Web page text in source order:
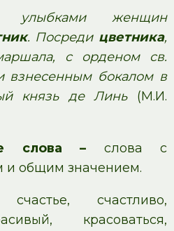
улыбками женщин
. Посреди цветника,
с орденом св.
взнесенным бокалом в
князь де Линь(М.И.
слова – слова с
и общим значением.
счастливо,
красоваться,